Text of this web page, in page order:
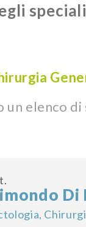
elenco di
Di